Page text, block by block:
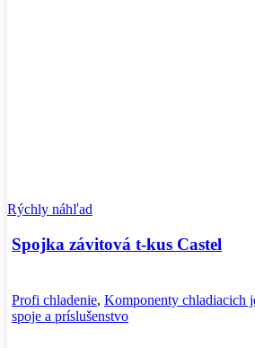
Rýchly náhľad
Spojka závitová t-kus Castel
Profi chladenie, Komponenty chladiacich
spoje a príslušenstvo